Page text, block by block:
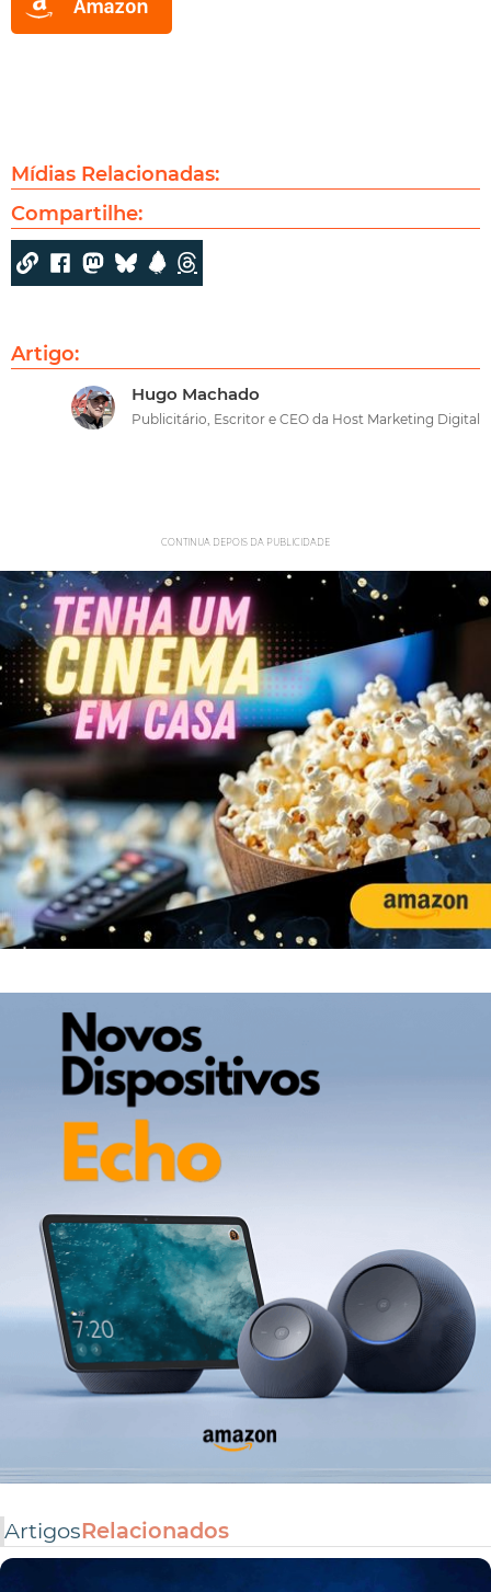
Mídias Relacionadas:
Compartilhe:
Artigo:
Hugo Machado
Publicitário, Escritor e CEO da Host Marketing Digital
CONTINUA DEPOIS DA PUBLICIDADE
ArtigosRelacionados